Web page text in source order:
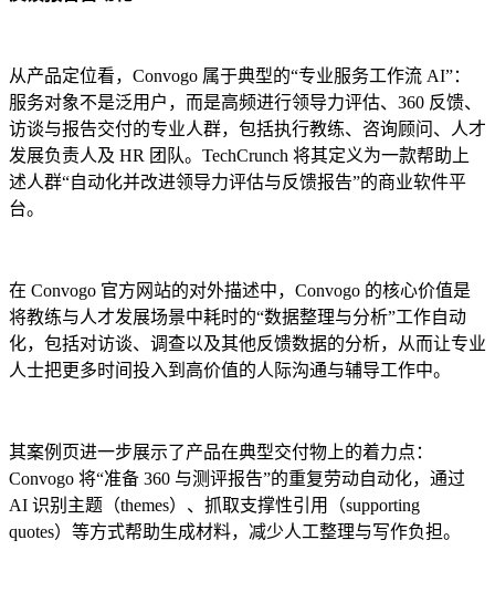
从产品定位看，Convogo 属于典型的“专业服务工作流 AI”：
服务对象不是泛用户，而是高频进行领导力评估、360 反馈、
访谈与报告交付的专业人群，包括执行教练、咨询顾问、人才
发展负责人及 HR 团队。TechCrunch 将其定义为一款帮助上
述人群“自动化并改进领导力评估与反馈报告”的商业软件平
台。
在 Convogo 官方网站的对外描述中，Convogo 的核心价值是
将教练与人才发展场景中耗时的“数据整理与分析”工作自动
化，包括对访谈、调查以及其他反馈数据的分析，从而让专业
人士把更多时间投入到高价值的人际沟通与辅导工作中。
其案例页进一步展示了产品在典型交付物上的着力点：
Convogo 将“准备 360 与测评报告”的重复劳动自动化，通过
AI 识别主题（themes）、抓取支撑性引用（supporting
quotes）等方式帮助生成材料，减少人工整理与写作负担。